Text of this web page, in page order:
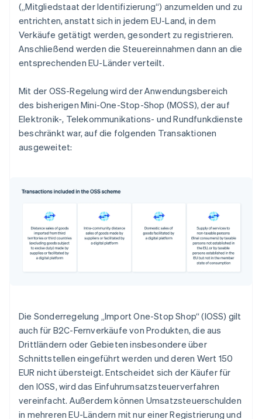
(„Mitgliedstaat der Identifizierung“) anzumelden und zu
entrichten, anstatt sich in jedem EU-Land, in dem
Verkäufe getätigt werden, gesondert zu registrieren.
Anschließend werden die Steuereinnahmen dann an die
entsprechenden EU-Länder verteilt.
Mit der OSS-Regelung wird der Anwendungsbereich
des bisherigen Mini-One-Stop-Shop (MOSS), der auf
Elektronik-, Telekommunikations- und Rundfunkdienste
beschränkt war, auf die folgenden Transaktionen
ausgeweitet:
Die Sonderregelung „Import One-Stop Shop“ (IOSS) gilt
auch für B2C-Fernverkäufe von Produkten, die aus
Drittländern oder Gebieten insbesondere über
Schnittstellen eingeführt werden und deren Wert 150
EUR nicht übersteigt. Entscheidet sich der Käufer für
den IOSS, wird das Einfuhrumsatzsteuerverfahren
vereinfacht. Außerdem können Umsatzsteuerschulden
in mehreren EU-Ländern mit nur einer Registrierung und